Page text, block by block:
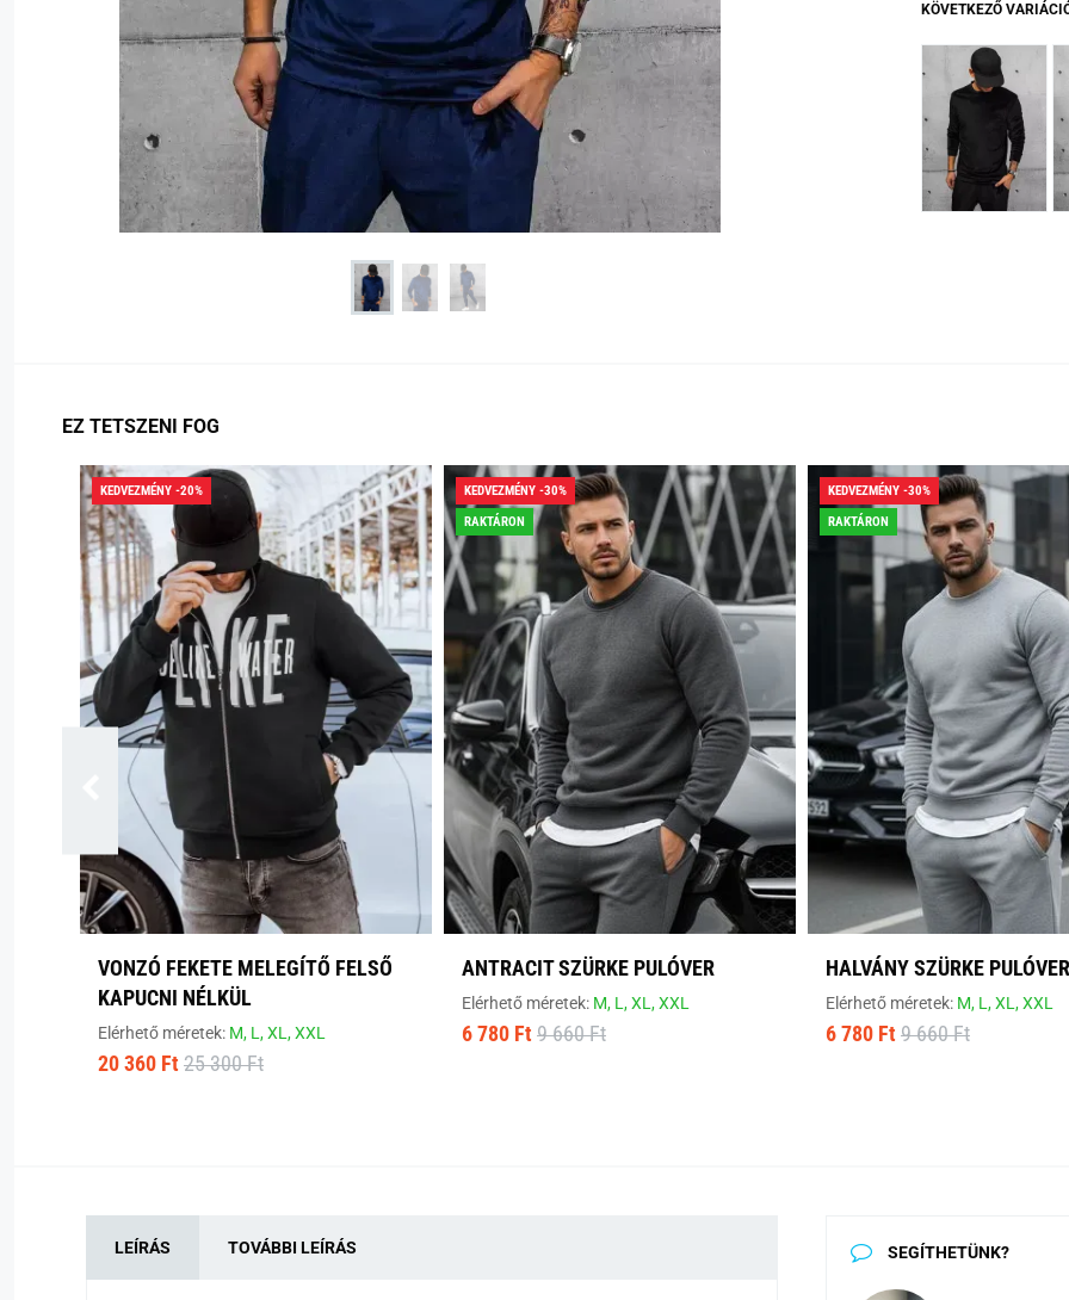
KÖVETKEZŐ
EZ TETSZENI FOG
KEDVEZMÉNY -20%
VONZÓ FEKETE MELEGÍTŐ FELSŐ
KAPUCNI NÉLKÜL
Elérhető méretek: M, L,XL,XXL
20 360 Ft 25 300 Ft
KEDVEZMÉNY -30%
RAKTÁRON
ANTRACIT SZÜRKE PULÓVER
Elérhető méretek: M, L,XL,XXL
6 780 Ft 9 660 Ft
KEDVEZMÉNY -30%
RAKTÁRON
HALVÁNY SZÜRKE PULÓVER
Elérhető méretek: M, L,XL,XXL
6 780 Ft 9 660 Ft
LEÍRÁS TOVÁBBI LEÍRÁS SEGÍTHETÜNK?